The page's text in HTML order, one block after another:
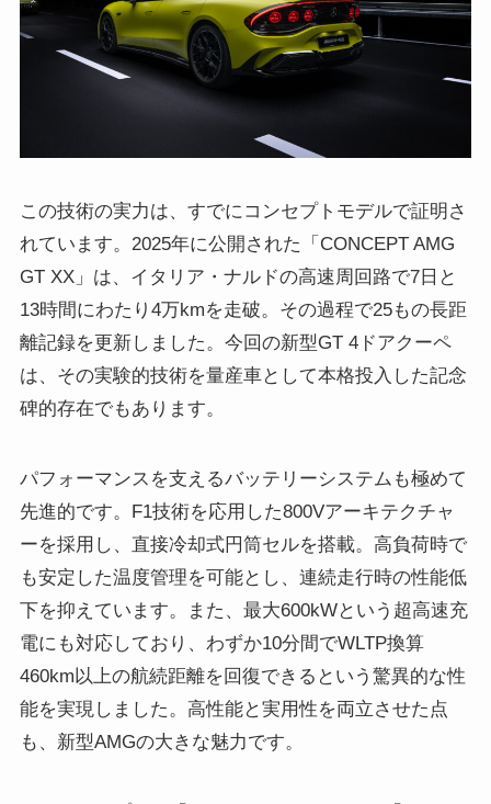
この技術の実力は、すでにコンセプトモデルで証明さ
れています。2025年に公開された「CONCEPT AMG
GT XX」は、イタリア・ナルドの高速周回路で7日と
13時間にわたり4万kmを走破。その過程で25もの長距
離記録を更新しました。今回の新型GT 4ドアクーペ
は、その実験的技術を量産車として本格投入した記念
碑的存在でもあります。
パフォーマンスを支えるバッテリーシステムも極めて
先進的です。F1技術を応用した800Vアーキテクチャ
ーを採用し、直接冷却式円筒セルを搭載。高負荷時で
も安定した温度管理を可能とし、連続走行時の性能低
下を抑えています。また、最大600kWという超高速充
電にも対応しており、わずか10分間でWLTP換算
460km以上の航続距離を回復できるという驚異的な性
能を実現しました。高性能と実用性を両立させた点
も、新型AMGの大きな魅力です。